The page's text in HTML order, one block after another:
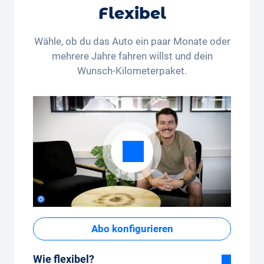
Flexibel
Wähle, ob du das Auto ein paar Monate oder
mehrere Jahre fahren willst und dein
Wunsch-Kilometerpaket.
Abo konfigurieren
Wie flexibel?